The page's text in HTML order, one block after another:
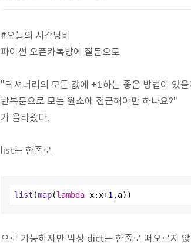
#오늘의 시간낭비
파이썬 오픈카톡방에 질문으로
"딕셔너리의 모든 값에 +1하는 좋은 방법이 있을
반복문으로 모든 원소에 접근해야만 하나요?"
가 올라왔다.
list는 한줄로
list (map(lambda x:x+1 ,a))
으로 가능하지만 막상 dict는 한줄로 떠오르지